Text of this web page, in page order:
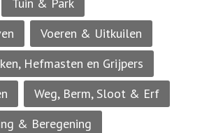
Tuin & Park
Voeren & Uitkuilen
Hefmasten en Grijpers
Weg, Berm, Sloot & Erf
& Beregening